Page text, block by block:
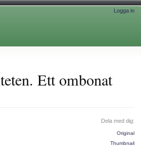
Logga in
Ett ombonat
Dela med dig:
Original
Thumbnail